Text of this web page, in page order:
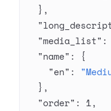
  },
  "media_list"
:
  "name"
: {
    "en"
:
  },
  "order"
: 1,